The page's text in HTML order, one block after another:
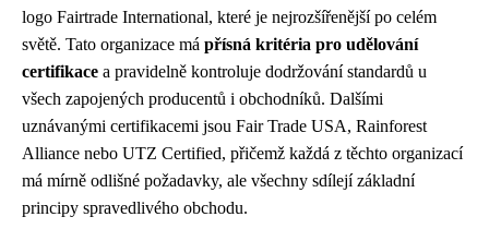
logo Fairtrade International, které je nejrozšířenější po celém
světě. Tato organizace má přísná kritéria pro udělování
certifikace a pravidelně kontroluje dodržování standardů u
všech zapojených producentů i obchodníků. Dalšími
uznávanými certifikacemi jsou Fair Trade USA, Rainforest
Alliance nebo UTZ Certified, přičemž každá z těchto organizací
má mírně odlišné požadavky, ale všechny sdílejí základní
principy spravedlivého obchodu.